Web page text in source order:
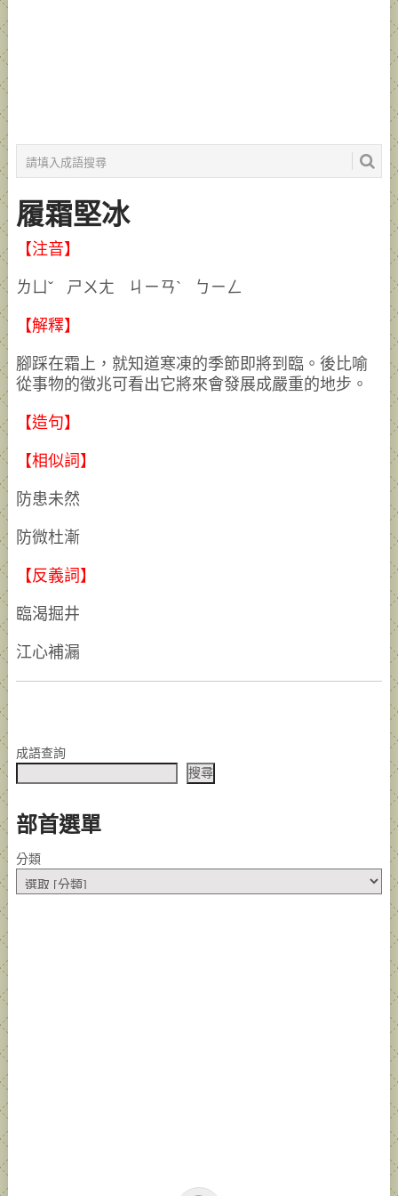
履霜堅冰
【注音】
ㄌㄩˇ ㄕㄨㄤ ㄐㄧㄢˋ ㄅㄧㄥ
【解釋】
腳踩在霜上，就知道寒凍的季節即將到臨。後比喻
從事物的徵兆可看出它將來會發展成嚴重的地步。
【造句】
【相似詞】
防患未然
防微杜漸
【反義詞】
臨渴掘井
江心補漏
成語查詢
搜尋
部首選單
分類